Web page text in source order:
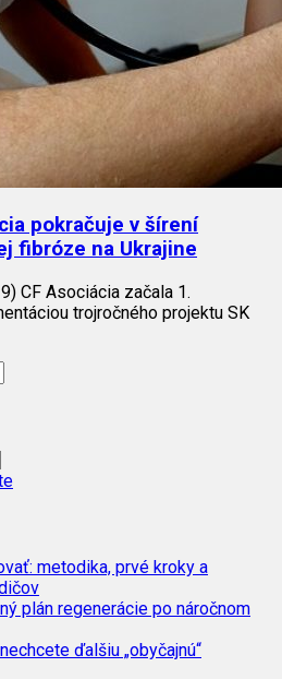
pokračuje v šírení
fibróze na Ukrajine
CF Asociácia začala 1.
trojročného projektu SK
metodika, prvé kroky a
plán regenerácie po náročnom
ďalšiu „obyčajnú“